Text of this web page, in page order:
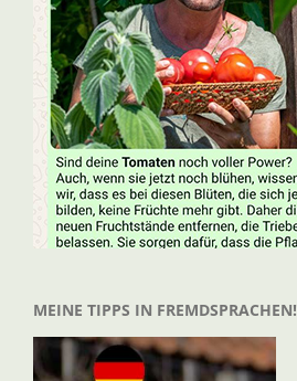
MEINE TIPPS IN FREMDSPRACHEN!